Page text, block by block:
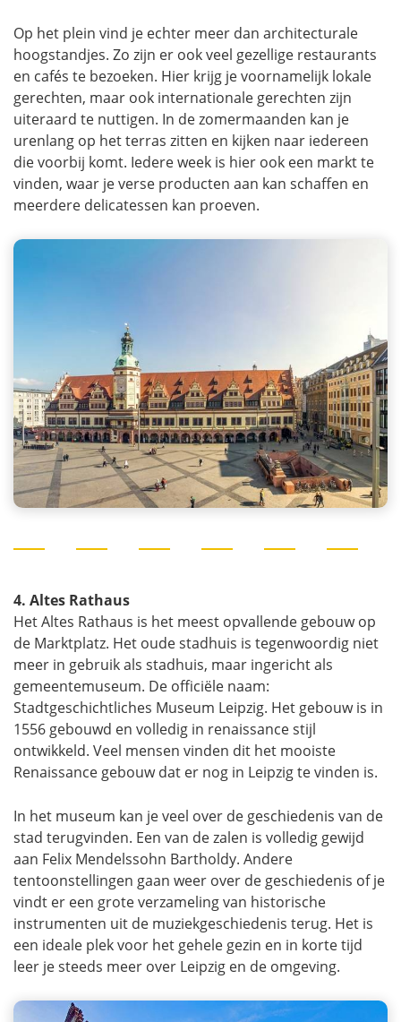
Op het plein vind je echter meer dan architecturale
hoogstandjes. Zo zijn er ook veel gezellige restaurants
en cafés te bezoeken. Hier krijg je voornamelijk lokale
gerechten, maar ook internationale gerechten zijn
uiteraard te nuttigen. In de zomermaanden kan je
urenlang op het terras zitten en kijken naar iedereen
die voorbij komt. Iedere week is hier ook een markt te
vinden, waar je verse producten aan kan schaffen en
meerdere delicatessen kan proeven.
4. Altes Rathaus
Het Altes Rathaus is het meest opvallende gebouw op
de Marktplatz. Het oude stadhuis is tegenwoordig niet
meer in gebruik als stadhuis, maar ingericht als
gemeentemuseum. De officiële naam:
Stadtgeschichtliches Museum Leipzig. Het gebouw is in
1556 gebouwd en volledig in renaissance stijl
ontwikkeld. Veel mensen vinden dit het mooiste
Renaissance gebouw dat er nog in Leipzig te vinden is.
In het museum kan je veel over de geschiedenis van de
stad terugvinden. Een van de zalen is volledig gewijd
aan Felix Mendelssohn Bartholdy. Andere
tentoonstellingen gaan weer over de geschiedenis of je
vindt er een grote verzameling van historische
instrumenten uit de muziekgeschiedenis terug. Het is
een ideale plek voor het gehele gezin en in korte tijd
leer je steeds meer over Leipzig en de omgeving.